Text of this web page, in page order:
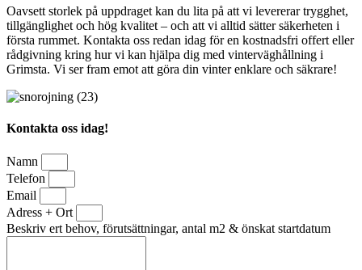
Oavsett storlek på uppdraget kan du lita på att vi levererar trygghet,
tillgänglighet och hög kvalitet – och att vi alltid sätter säkerheten i
första rummet. Kontakta oss redan idag för en kostnadsfri offert eller
rådgivning kring hur vi kan hjälpa dig med vinterväghållning i
Grimsta. Vi ser fram emot att göra din vinter enklare och säkrare!
Kontakta oss idag!
Namn
Telefon
Email
Adress + Ort
Beskriv ert behov, förutsättningar, antal m2 & önskat startdatum